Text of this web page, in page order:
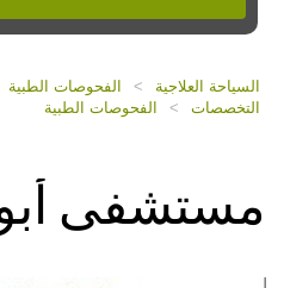
السياحة العلاجية > الفحوصات الطبية
التخصصات
> الفحوصات الطبية
مستشفى